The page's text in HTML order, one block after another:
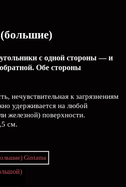
с одной стороны — и
Обе стороны
нечувствительная к загрязнениям
удерживается на любой
железной) поверхности.
см.